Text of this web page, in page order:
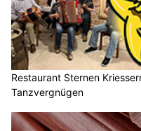
Restaurant Sternen
Tanzvergnügen